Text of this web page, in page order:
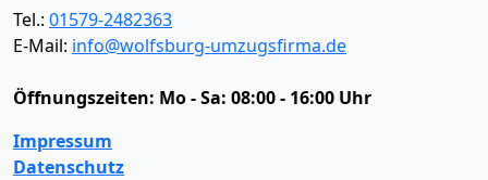
Tel.: 01579-2482363
E-Mail: info@wolfsburg-umzugsfirma.de
Öffnungszeiten: Mo - Sa: 08:00 - 16:00 Uhr
Impressum
Datenschutz